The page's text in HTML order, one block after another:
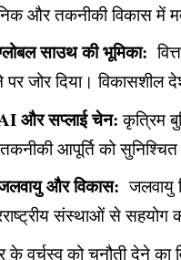
और तकनीकी विकास
साउथ की भूमिका:
पर जोर दिया। विकासशील
और सप्लाई चेन: कृत्रिम
आपूर्ति को सुनिश्चित
और विकास: जलवायु
संस्थाओं से सहयोग
के वर्चस्व को चुनौती देने